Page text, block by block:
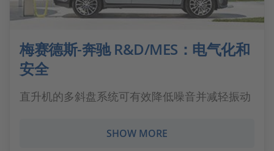
梅赛德斯-奔驰 R&D/MES：电气化和
安全
直升机的多斜盘系统可有效降低噪音并减轻振动
SHOW MORE